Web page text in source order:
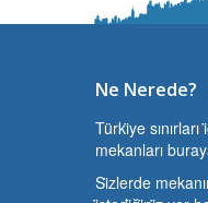
Ne Nerede?
Türki̇ye
mekanları
Si̇zlerde